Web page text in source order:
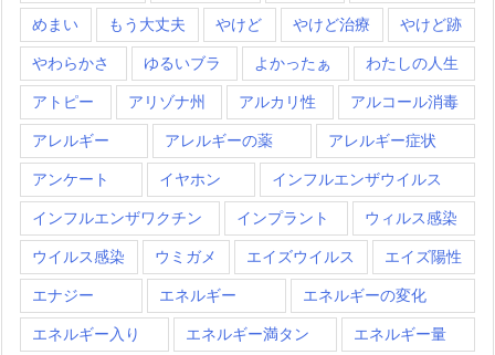
めまい もう大丈夫 やけど やけど治療 やけど跡
やわらかさ ゆるいブラ よかったぁ わたしの人生
アトピー アリゾナ州 アルカリ性 アルコール消毒
アレルギー アレルギーの薬 アレルギー症状
アンケート イヤホン インフルエンザウイルス
インフルエンザワクチン インプラント ウィルス感染
ウイルス感染 ウミガメ エイズウイルス エイズ陽性
エナジー エネルギー エネルギーの変化
エネルギー入り エネルギー満タン エネルギー量